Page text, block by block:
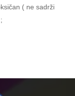
( ne sadrži